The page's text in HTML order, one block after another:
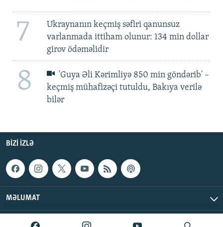
7
Ukraynanın keçmiş səfiri qanunsuz
varlanmada ittiham olunur: 134 min dollar
girov ödəməlidir
8
'Guya Əli Kərimliyə 850 min göndərib' –
keçmiş mühafizəçi tutuldu, Bakıya verilə
bilər
BIZI IZLƏ
MƏLUMAT
AzadlıqRadiosu © 2026 Inc. | Bütün hüquqlar qorunur